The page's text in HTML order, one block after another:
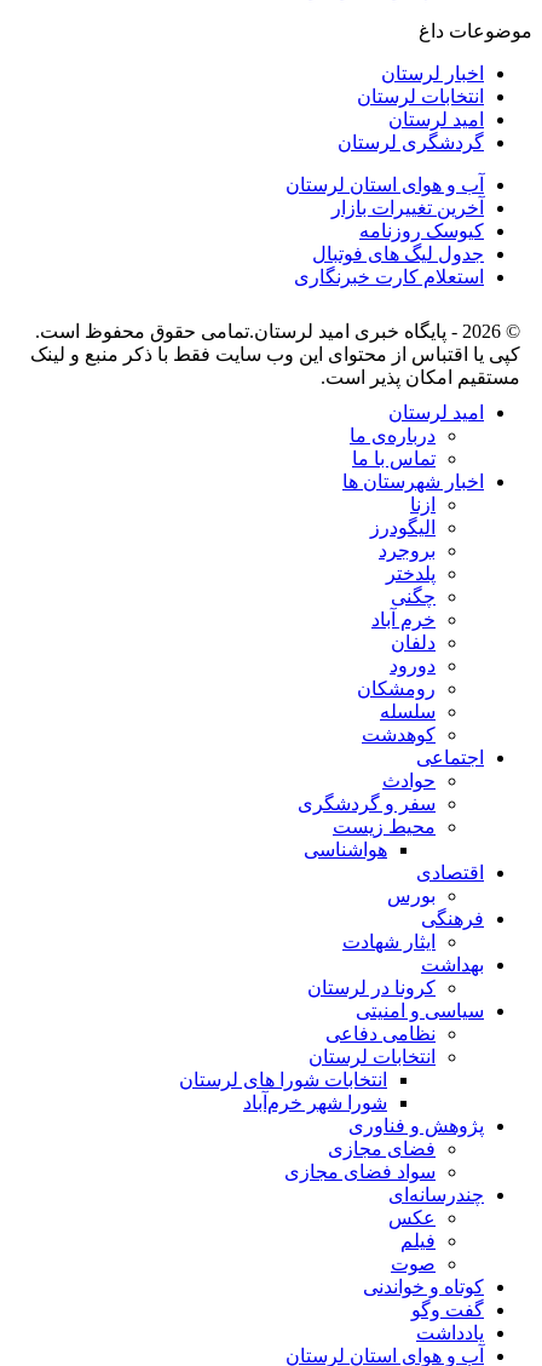
موضوعات داغ
اخبار لرستان
انتخابات لرستان
امید لرستان
گردشگری لرستان
آب و هوای استان لرستان
آخرین تغییرات بازار
کیوسک روزنامه
جدول لیگ های فوتبال
استعلام کارت خبرنگاری
© 2026 - پایگاه خبری اميد لرستان.تمامی حقوق محفوظ است.
کپی یا اقتباس از محتوای این وب سایت فقط با ذکر منبع و لینک
مستقیم امکان پذیر است.
امید لرستان
درباره‌ی ما
تماس با ما
اخبار شهرستان ها
ازنا
الیگودرز
بروجرد
پلدختر
چگنی
خرم آباد
دلفان
دورود
رومشکان
سلسله
کوهدشت
اجتماعی
حوادث
سفر و گردشگری
محیط زیست
هواشناسی
اقتصادی
بورس
فرهنگی
ایثار شهادت
بهداشت
کرونا در لرستان
سیاسی و امنیتی
نظامی دفاعی
انتخابات لرستان
انتخابات شورا های لرستان
شورا شهر خرم‌آباد
پژوهش و فناوری
فضای مجازی
سواد فضای مجازی
چندرسانه‌ای
عكس
فیلم
صوت
کوتاه و خواندنی
گفت وگو
یادداشت
آب و هوای استان لرستان